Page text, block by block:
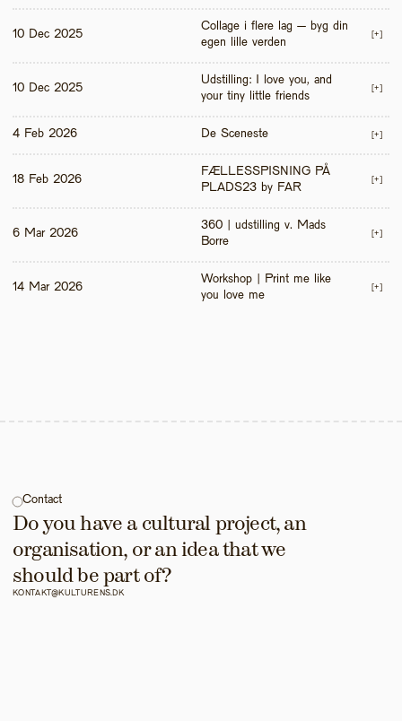
10 Dec 2025
Collage i flere lag – byg din
egen lille verden
[+]
10 Dec 2025
Udstilling: I love you, and
your tiny little friends
[+]
4 Feb 2026 De Sceneste [+]
18 Feb 2026
FÆLLESSPISNING PÅ
PLADS23 by FAR
[+]
6 Mar 2026
360 | udstilling v. Mads
Borre
[+]
14 Mar 2026
Workshop | Print me like
you love me
[+]
Contact
Do you have a cultural project, an
organisation, or an idea that we
should be part of?
KONTAKT@KULTURENS.DK